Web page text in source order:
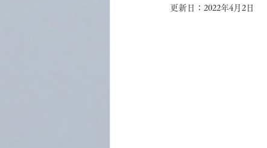
更新日： 2022年4月2日